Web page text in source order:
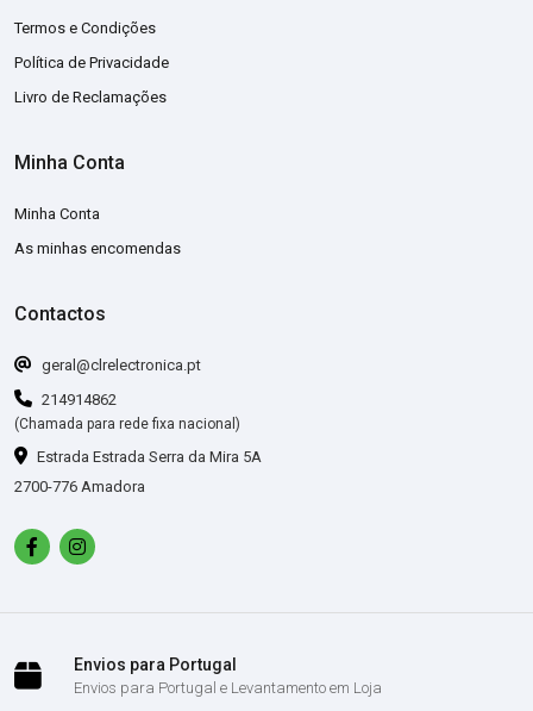
Termos e Condições
Política de Privacidade
Livro de Reclamações
Minha Conta
Minha Conta
As minhas encomendas
Contactos
geral@clrelectronica.pt
214914862
(Chamada para rede fixa nacional)
Estrada Estrada Serra da Mira 5A
2700-776 Amadora
Envios para Portugal
Envios para Portugal e Levantamento em Loja